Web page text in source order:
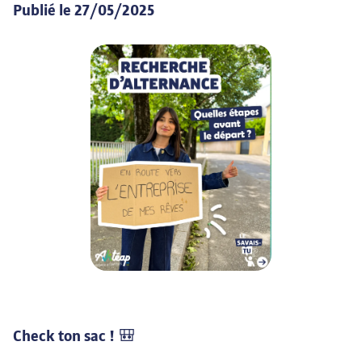
Publié le 27/05/2025
Check ton sac ! 🎒